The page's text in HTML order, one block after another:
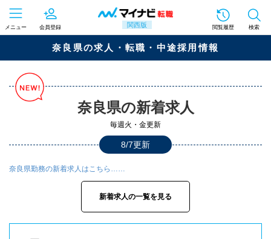
関西版
メニュー 会員登録 閲覧履歴 検索
奈良県の求人・転職・中途採用情報
奈良県の新着求人
毎週火・金更新
8/7更新
奈良県勤務の新着求人はこちら……
新着求人の一覧を見る